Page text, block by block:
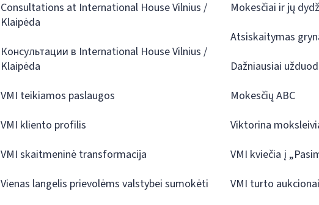
Consultations at International House Vilnius /
Klaipėda
Консультации в International House Vilnius /
Klaipėda
VMI teikiamos paslaugos
VMI kliento profilis
VMI skaitmeninė transformacija
Vienas langelis prievolėms valstybei sumokėti
Mokesčiai ir jų
Atsiskaitymas
Dažniausiai
Mokesčių ABC
Viktorina
VMI kviečia į
VMI turto aukcionai